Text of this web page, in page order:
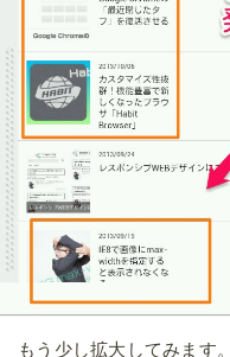
もう少し拡大してみます。